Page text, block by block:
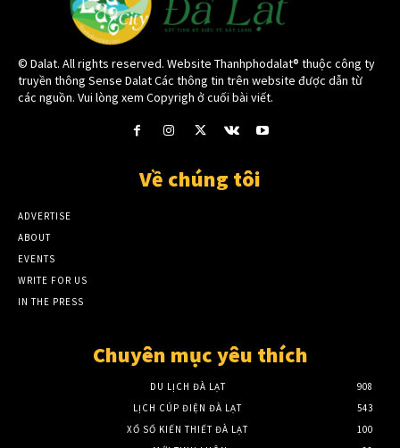
© Dalat. All rights reserved. Website Thanhphodalat® thuộc công ty
truyền thông Sense Dalat Các thông tin trên website được dẫn từ
các nguồn. Vui lòng xem Copyrigh ở cuối bài viết.
Về chúng tôi
ADVERTISE
ABOUT
EVENTS
WRITE FOR US
IN THE PRESS
Chuyên mục yêu thích
DU LỊCH ĐÀ LẠT
908
LỊCH CÚP ĐIỆN ĐÀ LẠT
543
XỔ SỐ KIẾN THIẾT ĐÀ LẠT
100